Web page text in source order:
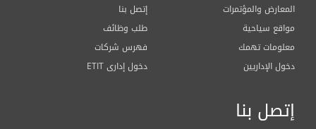
إتصل بنا
المعارض والمؤتمرات
طلب وظائف
مواقع سياحية
فهرس شركات
معلومات تهمك
ETIT دخول إدارى
دخول الإداريين
إتصل بنا